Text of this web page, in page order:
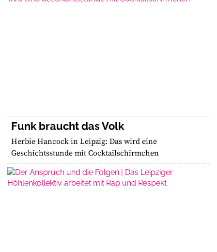
Funk braucht das Volk
Herbie Hancock in Leipzig: Das wird eine
Geschichtsstunde mit Cocktailschirmchen